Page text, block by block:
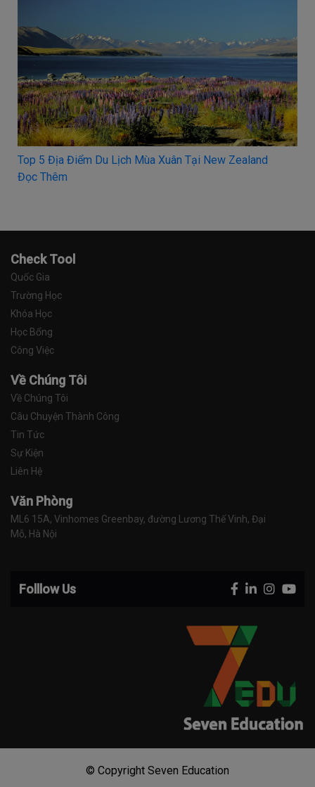
Top 5 Địa Điểm Du Lịch Mùa Xuân Tại New Zealand
Đọc Thêm
Check Tool
Quốc Gia
Trường Học
Khóa Học
Học Bổng
Công Việc
Về Chúng Tôi
Về Chúng Tôi
Câu Chuyện Thành Công
Tin Tức
Sự Kiện
Liên Hệ
Văn Phòng
ML6 15A, Vinhomes Greenbay, đường Lương Thế Vinh, Đại
Mỗ, Hà Nội
Folllow Us
© Copyright Seven Education